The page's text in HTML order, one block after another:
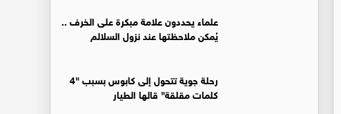
علماء يحددون علامة مبكرة على الخرف ..
يُمكن ملاحظتها عند نزول السلالم
رحلة جوية تتحول إلى كابوس بسبب "4
كلمات مقلقة" قالها الطيار